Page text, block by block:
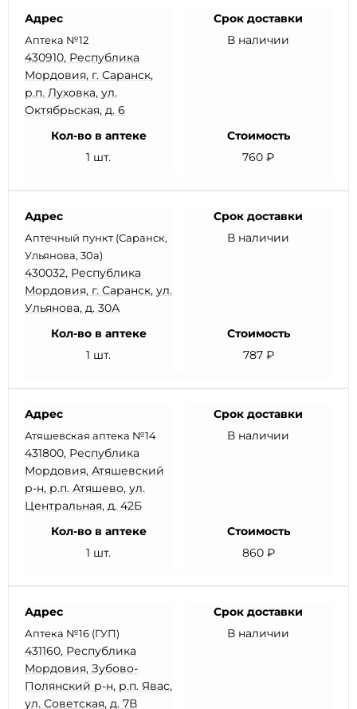
Адрес
Аптека №12
430910, Республика
Мордовия, г. Саранск,
р.п. Луховка, ул.
Октябрьская, д. 6
Срок доставки
В наличии
Кол-во в аптеке
1 шт.
Стоимость
760 ₽
Адрес
Аптечный пункт (Саранск,
Ульянова, 30а)
430032, Республика
Мордовия, г. Саранск, ул.
Ульянова, д. 30А
Срок доставки
В наличии
Кол-во в аптеке
1 шт.
Стоимость
787 ₽
Адрес
Атяшевская аптека №14
431800, Республика
Мордовия, Атяшевский
р-н, р.п. Атяшево, ул.
Центральная, д. 42Б
Срок доставки
В наличии
Кол-во в аптеке
1 шт.
Стоимость
860 ₽
Адрес
Аптека №16 (ГУП)
431160, Республика
Мордовия, Зубово-
Полянский р-н, р.п. Явас,
ул. Советская, д. 7В
Срок доставки
В наличии